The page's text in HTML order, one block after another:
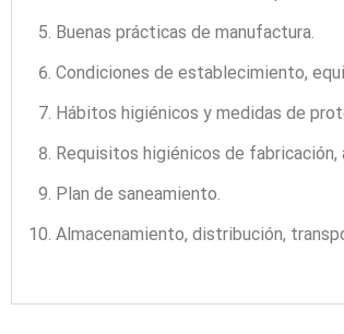
Buenas prácticas de manufactura.
Condiciones de establecimiento,
Hábitos higiénicos y medidas de
Requisitos higiénicos de
Plan de saneamiento.
Almacenamiento, distribución,